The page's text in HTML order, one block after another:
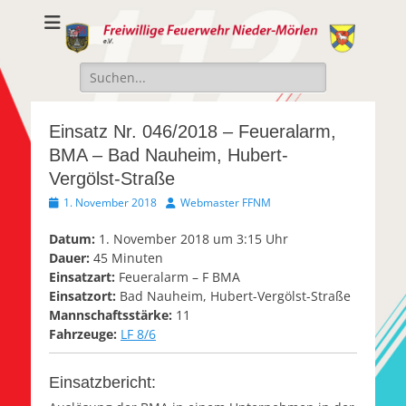
Freiwillige
Feuerwehr Nieder-
Mörlen e.V.
Freiwillige Feuerwehr Nieder-Mörlen e.v.
Suche
nach:
Einsatz Nr. 046/2018 – Feueralarm,
BMA – Bad Nauheim, Hubert-
Vergölst-Straße
Veröffentlicht
1. November 2018 AutorWebmaster FFNM
Datum: 1. November 2018 um 3:15 Uhr
Dauer: 45 Minuten
Einsatzart: Feueralarm – F BMA
Einsatzort: Bad Nauheim, Hubert-Vergölst-Straße
Mannschaftsstärke: 11
Fahrzeuge: LF 8/6
Einsatzbericht: